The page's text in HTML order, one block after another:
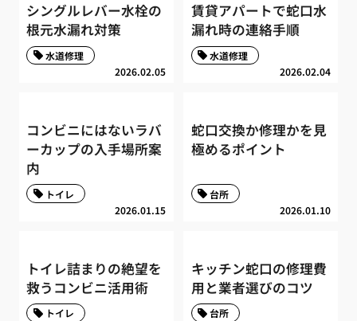
シングルレバー水栓の
根元水漏れ対策
2026.02.05
水道修理
賃貸アパートで蛇口水
漏れ時の連絡手順
2026.02.04
水道修理
コンビニにはないラバ
ーカップの入手場所案
内
2026.01.15
トイレ
蛇口交換か修理かを見
極めるポイント
2026.01.10
台所
トイレ詰まりの絶望を
救うコンビニ活用術
トイレ
キッチン蛇口の修理費
用と業者選びのコツ
台所